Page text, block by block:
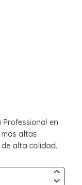
Professional en
altas
alta calidad.